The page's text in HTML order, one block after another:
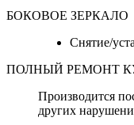
БОКОВОЕ ЗЕРКАЛО
Снятие/
ПОЛНЫЙ РЕМОНТ
Производится
других